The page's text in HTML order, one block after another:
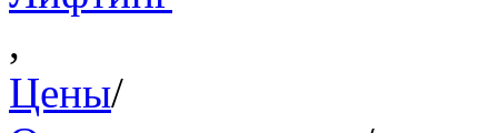
,
Цены/